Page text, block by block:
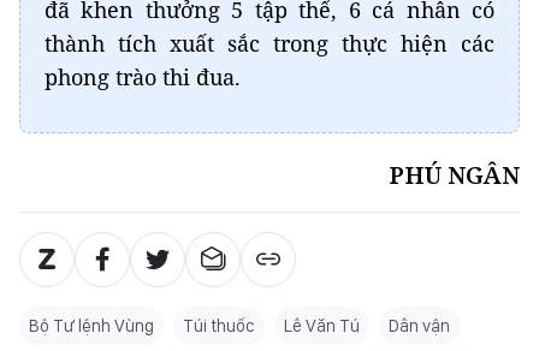
đã khen thưởng 5 tập thể, 6 cá nhân có
thành tích xuất sắc trong thực hiện các
phong trào thi đua.
PHÚ NGÂN
Bộ Tư lệnh Vùng Túi thuốc Lê Văn Tú Dân vận